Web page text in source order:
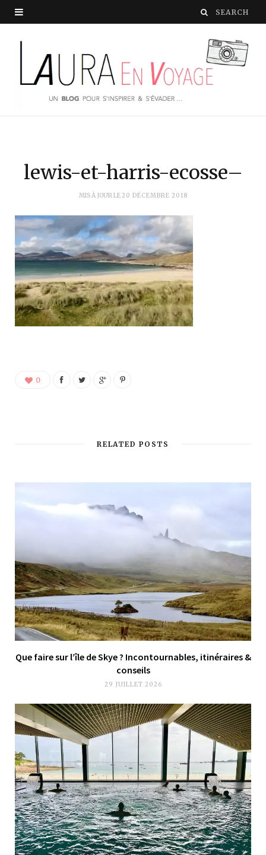
lewis-et-harris-ecosse–
MIS À JOUR LE20 DÉCEMBRE 2018
0
RELATED POSTS
Que faire sur l’île de Skye ? Incontournables, itinéraires &
conseils
29 JUILLET 2026